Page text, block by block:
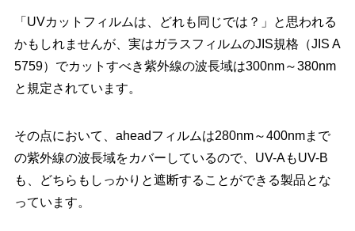
「UVカットフィルムは、どれも同じでは？」と思われる
かもしれませんが、実はガラスフィルムのJIS規格（JIS A
5759）でカットすべき紫外線の波長域は300nm～380nm
と規定されています。
その点において、aheadフィルムは280nm～400nmまで
の紫外線の波長域をカバーしているので、UV-AもUV-B
も、どちらもしっかりと遮断することができる製品とな
っています。